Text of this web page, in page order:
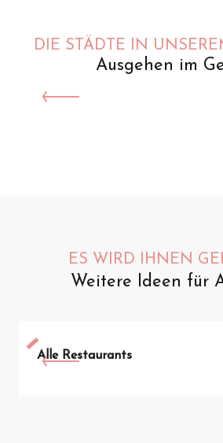
DIE STÄDTE IN
Ausgehen im
ES WIRD IHNEN
Weitere Ideen für
Alle Restaurants